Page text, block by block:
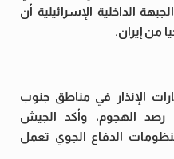
الداخلية الإسرائيلية أن
من إيران.
الإنذار في مناطق جنوب
الهجوم، وأكد الجيش
الدفاع الجوي تعمل